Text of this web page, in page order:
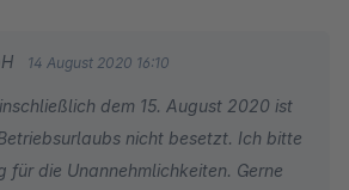
14 August 2020 16:10
dem 15. August 2020 ist
nicht besetzt. Ich bitte
für die Unannehmlichkeiten. Gerne